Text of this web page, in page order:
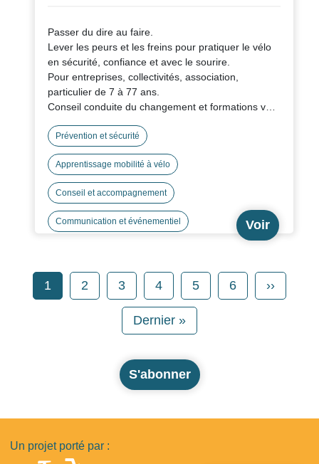
Passer du dire au faire.
Lever les peurs et les freins pour pratiquer le vélo
en sécurité, confiance et avec le sourire.
Pour entreprises, collectivités, association,
particulier de 7 à 77 ans.
Conseil conduite du changement et formations vélo
Animateur CQP AMV, Formateur professionnel.
Prévention et sécurité
Apprentissage mobilité à vélo
Conseil et accompagnement
Communication et événementiel Voir
Pagination
Page
1 Page
2 Page
3 Page
4 Page
5 Page
6 Page
››
Dernière page
Dernier »
S'abonner
Un projet porté par :